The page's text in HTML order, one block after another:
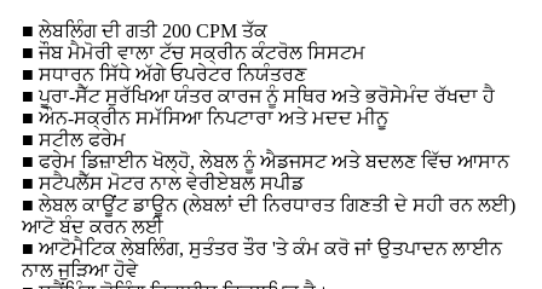
■ ਲੇਬਲਿੰਗ ਦੀ ਗਤੀ 200 CPM ਤੱਕ
■ ਜੌਬ ਮੈਮੋਰੀ ਵਾਲਾ ਟੱਚ ਸਕ੍ਰੀਨ ਕੰਟਰੋਲ ਸਿਸਟਮ
■ ਸਧਾਰਨ ਸਿੱਧੇ ਅੱਗੇ ਓਪਰੇਟਰ ਨਿਯੰਤਰਣ
■ ਪੂਰਾ-ਸੈੱਟ ਸੁਰੱਖਿਆ ਯੰਤਰ ਕਾਰਜ ਨੂੰ ਸਥਿਰ ਅਤੇ ਭਰੋਸੇਮੰਦ ਰੱਖਦਾ ਹੈ
■ ਔਨ-ਸਕ੍ਰੀਨ ਸਮੱਸਿਆ ਨਿਪਟਾਰਾ ਅਤੇ ਮਦਦ ਮੀਨੂ
■ ਸਟੀਲ ਫਰੇਮ
■ ਫਰੇਮ ਡਿਜ਼ਾਈਨ ਖੋਲ੍ਹੋ, ਲੇਬਲ ਨੂੰ ਐਡਜਸਟ ਅਤੇ ਬਦਲਣ ਵਿੱਚ ਆਸਾਨ
■ ਸਟੈਪਲੈੱਸ ਮੋਟਰ ਨਾਲ ਵੇਰੀਏਬਲ ਸਪੀਡ
■ ਲੇਬਲ ਕਾਊਂਟ ਡਾਊਨ (ਲੇਬਲਾਂ ਦੀ ਨਿਰਧਾਰਤ ਗਿਣਤੀ ਦੇ ਸਹੀ ਰਨ ਲਈ)
ਆਟੋ ਬੰਦ ਕਰਨ ਲਈ
■ ਆਟੋਮੈਟਿਕ ਲੇਬਲਿੰਗ, ਸੁਤੰਤਰ ਤੌਰ 'ਤੇ ਕੰਮ ਕਰੋ ਜਾਂ ਉਤਪਾਦਨ ਲਾਈਨ
ਨਾਲ ਜੁੜਿਆ ਹੋਵੇ